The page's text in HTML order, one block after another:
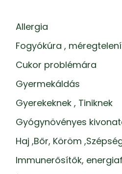
Allergia
Fogyókúra ,
Cukor problémára
Gyermekáldás
Gyerekeknek , Tiniknek
Gyógynövényes
Haj ,Bőr, Köröm
Immunerősítők,